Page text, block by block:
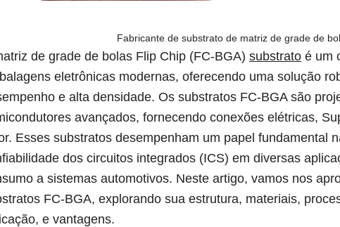
Fabricante de substrato de matriz de grade de
de grade de bolas Flip Chip (FC-BGA) substrato é um
eletrônicas modernas, oferecendo uma solução
e alta densidade. Os substratos FC-BGA são
avançados, fornecendo conexões elétricas,
Esses substratos desempenham um papel fundamental
dos circuitos integrados (ICS) em diversas
a sistemas automotivos. Neste artigo, vamos nos
FC-BGA, explorando sua estrutura, materiais,
e vantagens.